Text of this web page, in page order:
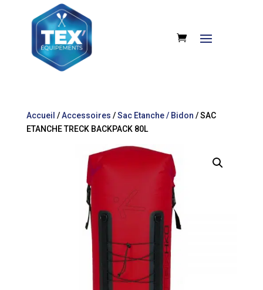
Accueil /Accessoires /Sac Etanche / Bidon / SAC
ETANCHE TRECK BACKPACK 80L